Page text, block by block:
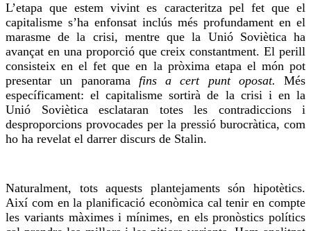
L’etapa que estem vivint es caracteritza pel fet que el
capitalisme s’ha enfonsat inclús més profundament en el
marasme de la crisi, mentre que la Unió Soviètica ha
avançat en una proporció que creix constantment. El perill
consisteix en el fet que en la pròxima etapa el món pot
presentar un panorama fins a cert punt oposat. Més
específicament: el capitalisme sortirà de la crisi i en la
Unió Soviètica esclataran totes les contradiccions i
desproporcions provocades per la pressió burocràtica, com
ho ha revelat el darrer discurs de Stalin.
Naturalment, tots aquests plantejaments són hipotètics.
Així com en la planificació econòmica cal tenir en compte
les variants màximes i mínimes, en els pronòstics polítics